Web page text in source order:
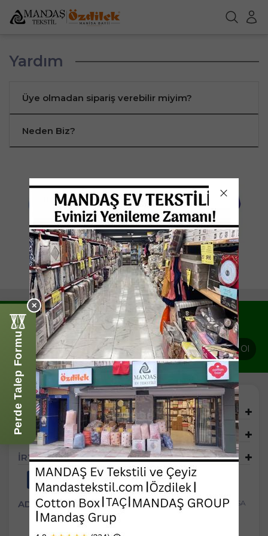
Yardım
Üye olmadan sipariş verebilir miyim?
Neden Biz?
Yeni ve indirimli ürünlerden haberdar olun !
Abone Ol
ALIŞVERİŞ
HİZMETLER
İRTİBAT
ADRESTevfikiye Mah. 8 Eylül Cad. No:158/A Yunusemre/MANİSA
Perde Talep Formu
✕